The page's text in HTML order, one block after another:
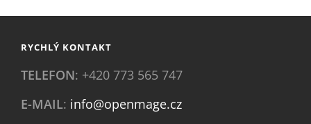
RYCHLÝ KONTAKT
TELEFON: +420 773 565 747
E-MAIL: info@openmage.cz